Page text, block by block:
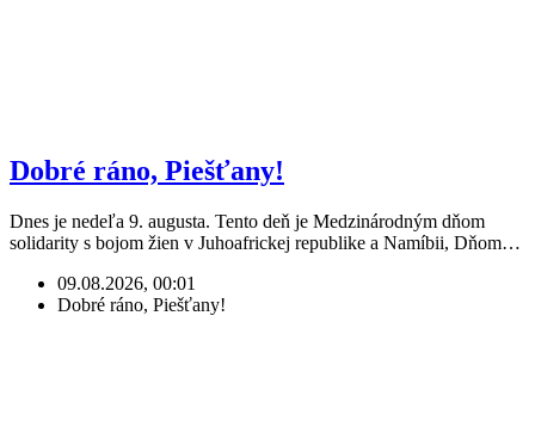
Dobré ráno, Piešťany!
Dnes je nedeľa 9. augusta. Tento deň je Medzinárodným dňom
solidarity s bojom žien v Juhoafrickej republike a Namíbii, Dňom…
09.08.2026, 00:01
Dobré ráno, Piešťany!